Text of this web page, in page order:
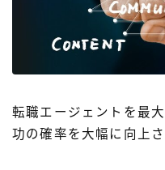
転職エージェントを最
功の確率を大幅に向上